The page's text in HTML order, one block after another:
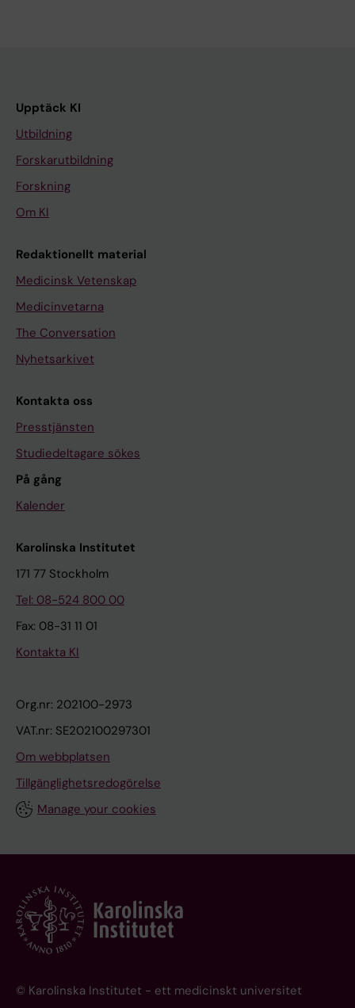
Upptäck KI
Utbildning
Forskarutbildning
Forskning
Om KI
Redaktionellt material
Medicinsk Vetenskap
Medicinvetarna
The Conversation
Nyhetsarkivet
Kontakta oss
Presstjänsten
Studiedeltagare sökes
På gång
Kalender
Karolinska Institutet
171 77 Stockholm
Tel: 08-524 800 00
Fax: 08-31 11 01
Kontakta KI
Org.nr: 202100-2973
VAT.nr: SE202100297301
Om webbplatsen
Tillgänglighetsredogörelse
Manage your cookies
© Karolinska Institutet - ett medicinskt universitet